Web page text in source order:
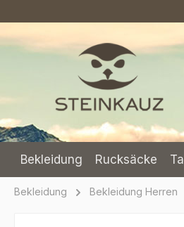
Bekleidung Rucksäcke
Bekleidung Bekleidung Herren